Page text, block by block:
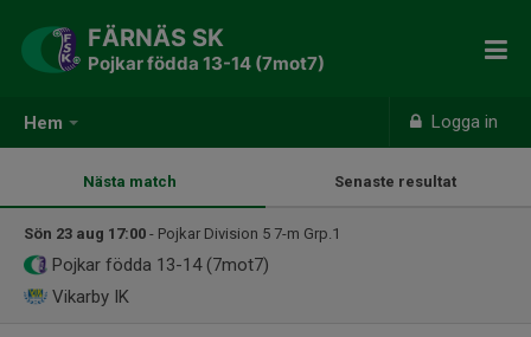
Hem Logga in
FÄRNÄS SK
Pojkar födda 13-14 (7mot7)
Nästa match Senaste resultat
Sön 23 aug 17:00 - Pojkar Division 5 7-m Grp.1
Pojkar födda 13-14 (7mot7)
Vikarby IK